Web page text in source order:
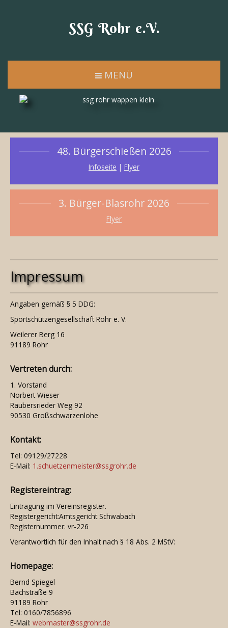
SSG Rohr e.V.
MENÜ
48. Bürgerschießen 2026
Infoseite | Flyer
3. Bürger-Blasrohr 2026
Flyer
Impressum
Angaben gemäß § 5 DDG:
Sportschützengesellschaft Rohr e. V.
Weilerer Berg 16
91189 Rohr
Vertreten durch:
1. Vorstand
Norbert Wieser
Raubersrieder Weg 92
90530 Großschwarzenlohe
Kontakt:
Tel: 09129/27228
E-Mail: 1.schuetzenmeister@ssgrohr.de
Registereintrag:
Eintragung im Vereinsregister.
Registergericht:Amtsgericht Schwabach
Registernummer: vr-226
Verantwortlich für den Inhalt nach § 18 Abs. 2 MStV:
Homepage:
Bernd Spiegel
Bachstraße 9
91189 Rohr
Tel: 0160/7856896
E-Mail: webmaster@ssgrohr.de